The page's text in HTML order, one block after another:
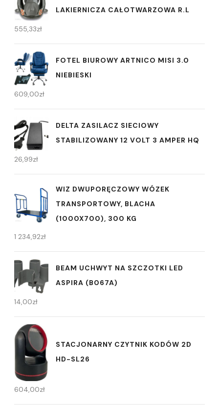
LAKIERNICZA CAŁOTWARZOWA R.L
555,33zł
FOTEL BIUROWY ARTNICO MISI 3.0
NIEBIESKI
609,00zł
DELTA ZASILACZ SIECIOWY
STABILIZOWANY 12 VOLT 3 AMPER HQ
26,99zł
WIZ DWUPORĘCZOWY WÓZEK
TRANSPORTOWY, BLACHA
(1000X700), 300 KG
1 234,92zł
BEAM UCHWYT NA SZCZOTKI LED
ASPIRA (B067A)
14,00zł
STACJONARNY CZYTNIK KODÓW 2D
HD-SL26
604,00zł